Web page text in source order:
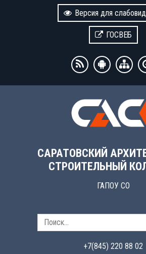
Версия для
ГОСВЕБ
САРАТОВСКИЙ
СТРОИТЕЛЬНЫЙ
ГАПОУ СО
+7(845) 220 88 02